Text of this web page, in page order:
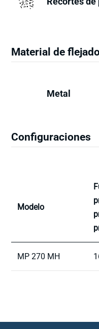
Material de
Metal
Configuraciones
Modelo
MP 270 MH